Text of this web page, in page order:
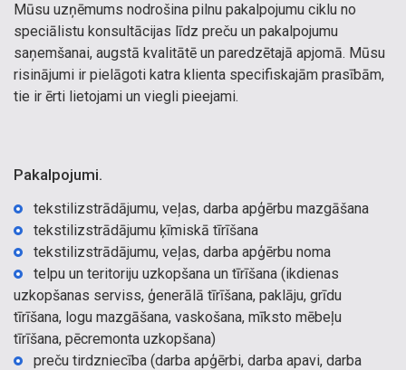
Mūsu uzņēmums nodrošina pilnu pakalpojumu ciklu no
speciālistu konsultācijas līdz preču un pakalpojumu
saņemšanai, augstā kvalitātē un paredzētajā apjomā. Mūsu
risinājumi ir pielāgoti katra klienta specifiskajām prasībām,
tie ir ērti lietojami un viegli pieejami.
Pakalpojumi.
tekstilizstrādājumu, veļas, darba apģērbu mazgāšana
tekstilizstrādājumu ķīmiskā tīrīšana
tekstilizstrādājumu, veļas, darba apģērbu noma
telpu un teritoriju uzkopšana un tīrīšana (ikdienas
uzkopšanas serviss, ģenerālā tīrīšana, paklāju, grīdu
tīrīšana, logu mazgāšana, vaskošana, mīksto mēbeļu
tīrīšana, pēcremonta uzkopšana)
preču tirdzniecība (darba apģērbi, darba apavi, darba